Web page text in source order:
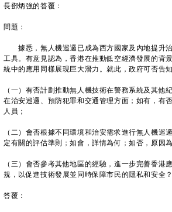
長鄧炳強的答覆：
問題：
據悉，無人機巡邏已成為西方國家及內地提升
工具。有意見認為，香港在推動低空經濟發展的背
統中的應用同樣展現巨大潛力。就此，政府可否告知
（一）有否計劃推動無人機技術在警務系統及其他
在治安巡邏、預防犯罪和交通管理方面；如有，有
人員；
（二）會否根據不同環境和治安需求進行無人機巡
定有關的評估準則；如會，詳情為何；如否，原因
（三）會否參考其他地區的經驗，進一步完善香港
規，以促進技術發展並同時保障市民的隱私和安全？
答覆：